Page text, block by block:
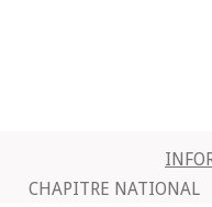
CHAPITRE NATIONAL